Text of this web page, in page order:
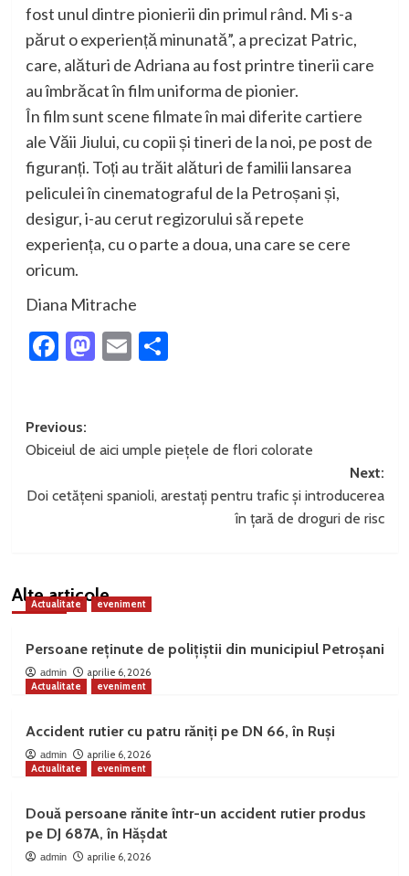
fost unul dintre pionierii din primul rând. Mi s-a
părut o experiență minunată”, a precizat Patric,
care, alături de Adriana au fost printre tinerii care
au îmbrăcat în film uniforma de pionier.
În film sunt scene filmate în mai diferite cartiere
ale Văii Jiului, cu copii și tineri de la noi, pe post de
figuranți. Toți au trăit alături de familii lansarea
peliculei în cinematograful de la Petroșani și,
desigur, i-au cerut regizorului să repete
experiența, cu o parte a doua, una care se cere
oricum.
Diana Mitrache
Facebook
Mastodon
EmailPartajează
Post
navigation
Previous:
Obiceiul de aici umple piețele de flori colorate
Next:
Doi cetățeni spanioli, arestați pentru trafic și introducerea
în țară de droguri de risc
Alte articole
Actualitate eveniment
Persoane reținute de polițiștii din municipiul Petroșani
admin
aprilie 6, 2026
Actualitate
eveniment
Accident rutier cu patru răniți pe DN 66, în Ruși
admin
aprilie 6, 2026
Actualitate
eveniment
Două persoane rănite într-un accident rutier produs
pe DJ 687A, în Hășdat
admin aprilie 6, 2026